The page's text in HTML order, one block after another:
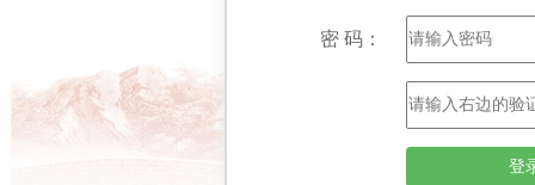
密 码：